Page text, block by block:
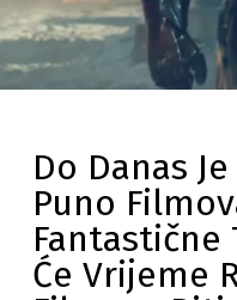
Do Danas
Puno
Fantastične
Će Vrijeme